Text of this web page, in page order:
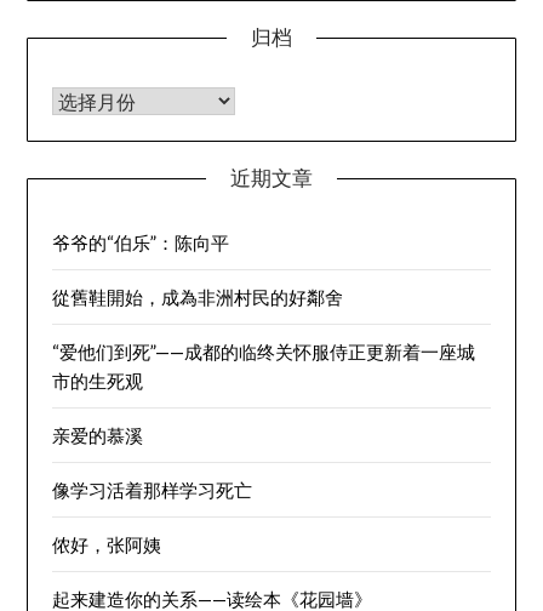
归档
归档
近期文章
爷爷的“伯乐”：陈向平
從舊鞋開始，成為非洲村民的好鄰舍
“爱他们到死”——成都的临终关怀服侍正更新着一座城
市的生死观
亲爱的慕溪
像学习活着那样学习死亡
侬好，张阿姨
起来建造你的关系——读绘本《花园墙》